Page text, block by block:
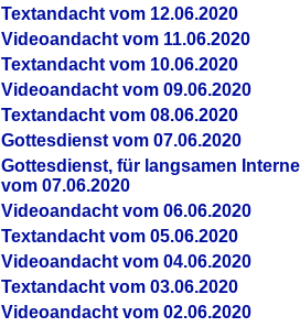
Textandacht vom 12.06.2020
Videoandacht vom 11.06.2020
Textandacht vom 10.06.2020
Videoandacht vom 09.06.2020
Textandacht vom 08.06.2020
Gottesdienst vom 07.06.2020
Gottesdienst, für langsamen
vom 07.06.2020
Videoandacht vom 06.06.2020
Textandacht vom 05.06.2020
Videoandacht vom 04.06.2020
Textandacht vom 03.06.2020
Videoandacht vom 02.06.2020